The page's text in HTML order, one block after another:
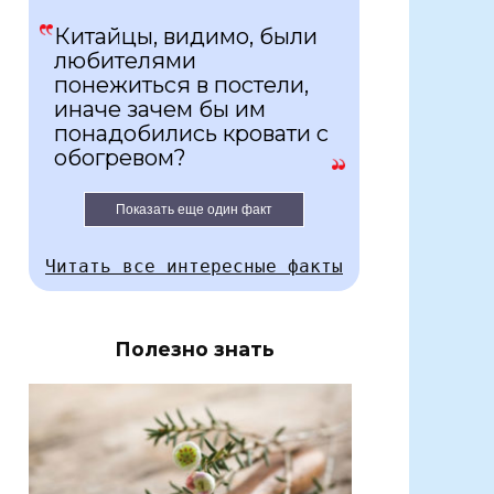
Китайцы, видимо, были
любителями
понежиться в постели,
иначе зачем бы им
понадобились кровати с
обогревом?
Показать еще один факт
Читать все интересные факты
Полезно знать